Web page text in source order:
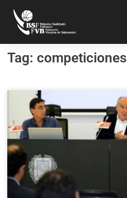
Tag: competiciones